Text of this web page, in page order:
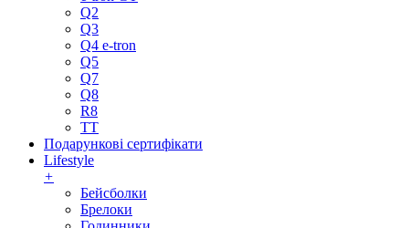
Q2
Q3
Q4 e-tron
Q5
Q7
Q8
R8
TT
Подарункові сертифікати
Lifestyle
+
Бейсболки
Брелоки